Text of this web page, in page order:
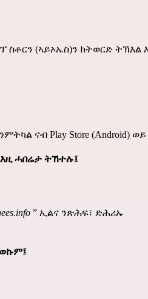
ስቶርን (ኣይኦኤስ)ን ክትወርድ ትኽእል
ንምትካል ናብ Play Store (Android) ወይ
ሓበሬታ ትኸተሉ፤
” ኢልና ንጽሕፍ፣ ድሕሪኡ